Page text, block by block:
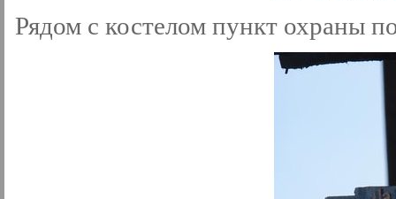
Рядом с костелом пункт охраны